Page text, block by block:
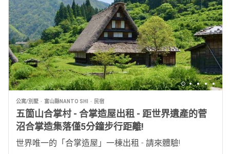
公寓/別墅 富山縣NANTO SHI 民宿
五箇山合掌村 - 合掌造屋出租 - 距世界遺產的菅
沼合掌造集落僅5分鐘步行距離!
世界唯一的「合掌造屋」一棟出租 - 請來體驗!